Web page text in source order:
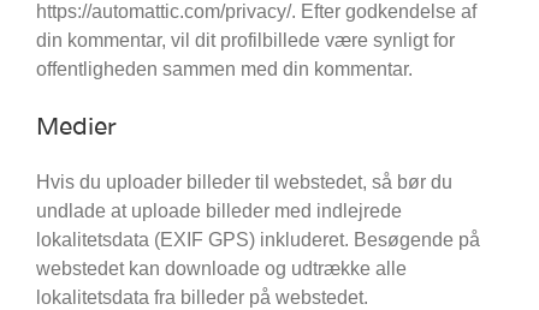
https://automattic.com/privacy/. Efter godkendelse af
din kommentar, vil dit profilbillede være synligt for
offentligheden sammen med din kommentar.
Medier
Hvis du uploader billeder til webstedet, så bør du
undlade at uploade billeder med indlejrede
lokalitetsdata (EXIF GPS) inkluderet. Besøgende på
webstedet kan downloade og udtrække alle
lokalitetsdata fra billeder på webstedet.